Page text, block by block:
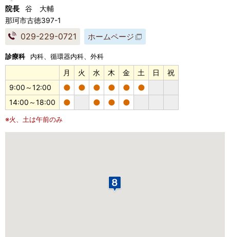
院長
谷 大輔
那珂市古徳397-1
029-229-0721 ホームページ
診療科 内科、循環器内科、外科
月 火 水 木 金 土 日
祝
9:00～12:00
● ● ● ● ● ●
14:00～18:00 ● ● ● ●
※火、土は午前のみ